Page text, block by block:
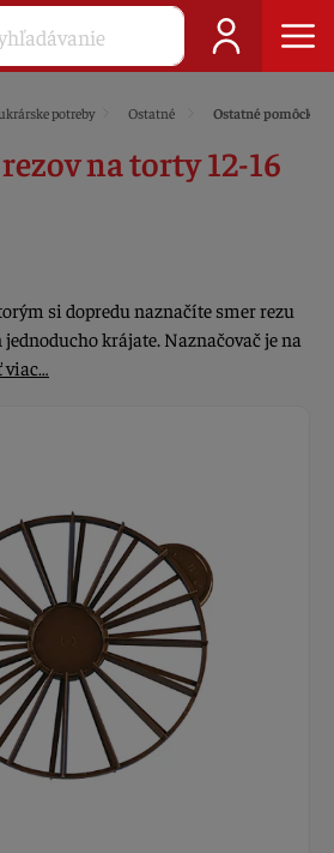
potreby Ostatné Ostatné pomôcky
na torty 12-16
si dopredu naznačíte smer rezu
krájate. Naznačovač je na
viac…